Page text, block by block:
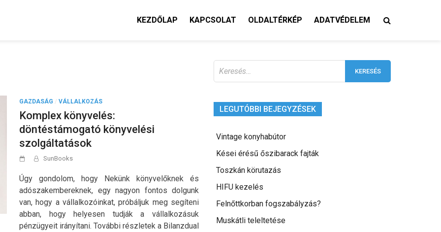
KEZDŐLAP KAPCSOLAT OLDALTÉRKÉP ADATVÉDELEM
GAZDASÁG / VÁLLALKOZÁS
Komplex könyvelés:
döntéstámogató könyvelési
szolgáltatások
SunBooks
Úgy gondolom, hogy Nekünk könyvelőknek és
adószakembereknek, egy nagyon fontos dolgunk
van, hogy a vállalkozóinkat, próbáljuk meg segíteni
abban, hogy helyesen tudják a vállalkozásuk
pénzügyeit irányítani. További részletek a Bilanzdual
LEGUTÓBBI BEJEGYZÉSEK
Vintage konyhabútor
Kései érésű őszibarack fajták
Toszkán körutazás
HIFU kezelés
Felnőttkorban fogszabályzás?
Muskátli teleltetése